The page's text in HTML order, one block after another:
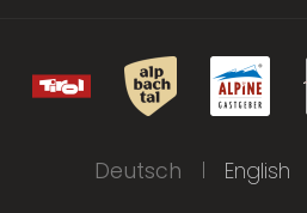
Deutsch English